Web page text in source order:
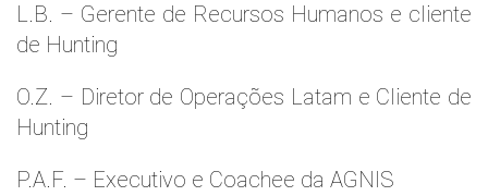
L.B. – Gerente de Recursos Humanos e cliente
de Hunting
O.Z. – Diretor de Operações Latam e Cliente de
Hunting
P.A.F. – Executivo e Coachee da AGNIS